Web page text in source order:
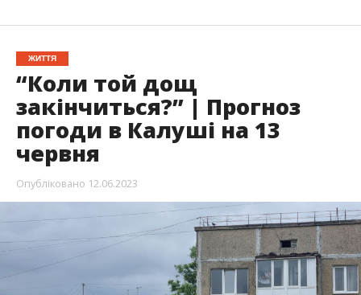
ЖИТТЯ
“Коли той дощ
закінчиться?” | Прогноз
погоди в Калуші на 13
червня
Опубліковано 12.06.2023